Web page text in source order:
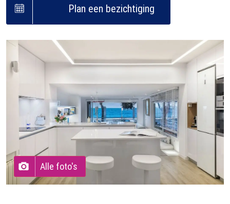
Plan een bezichtiging
Alle foto's